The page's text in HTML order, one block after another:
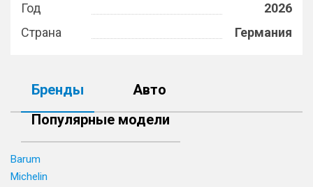
Год
2026
Страна
Германия
Бренды
Авто
Популярные модели
Barum
Michelin